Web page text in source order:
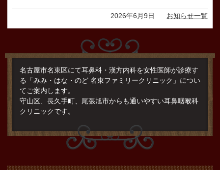
2026年6月9日 お知らせ一覧
名古屋市名東区にて耳鼻科・漢方内科を女性医師が診療す
る「みみ・はな・のど 名東ファミリークリニック」につい
てご案内します。
守山区、長久手町、尾張旭市からも通いやすい耳鼻咽喉科
クリニックです。